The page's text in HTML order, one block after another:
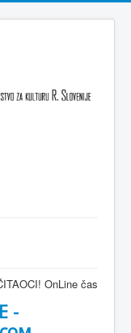
OnLine časopis
-